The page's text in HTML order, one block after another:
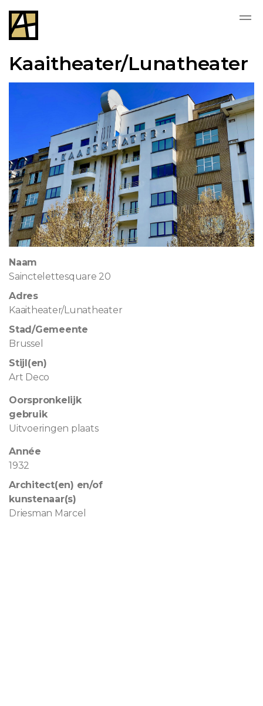
Kaaitheater/Lunatheater
Naam
Sainctelettesquare 20
Adres
Kaaitheater/Lunatheater
Stad/Gemeente
Brussel
Stijl(en)
Art Deco
Oorspronkelijk
gebruik
Uitvoeringen plaats
Année
1932
Architect(en) en/of
kunstenaar(s)
Driesman Marcel